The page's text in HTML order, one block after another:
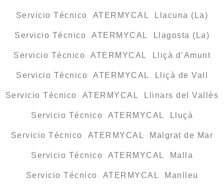
Servicio Técnico ATERMYCAL Llacuna (La)
Servicio Técnico ATERMYCAL Llagosta (La)
Servicio Técnico ATERMYCAL Lliçà d’Amunt
Servicio Técnico ATERMYCAL Lliçà de Vall
Servicio Técnico ATERMYCAL Llinars del Vallès
Servicio Técnico ATERMYCAL Lluçà
Servicio Técnico ATERMYCAL Malgrat de Mar
Servicio Técnico ATERMYCAL Malla
Servicio Técnico ATERMYCAL Manlleu